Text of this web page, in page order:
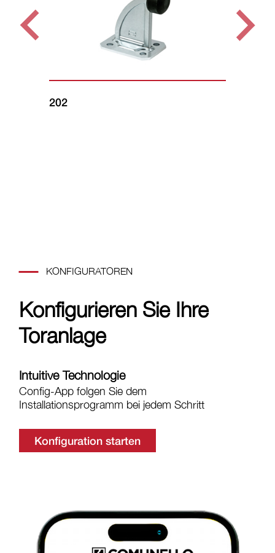
202
KONFIGURATOREN
Konfigurieren Sie Ihre
Toranlage
Intuitive Technologie
Config-App folgen Sie dem
Installationsprogramm bei jedem Schritt
Konfiguration starten